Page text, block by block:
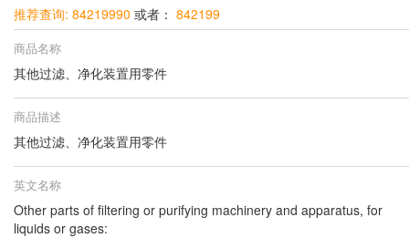
推荐查询: 84219990 或者： 842199
商品名称
其他过滤、净化装置用零件
商品描述
其他过滤、净化装置用零件
英文名称
Other parts of filtering or purifying machinery and apparatus, for
liquids or gases: